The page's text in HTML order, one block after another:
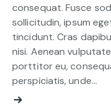
consequat. Fusce
sollicitudin, ipsum
tincidunt. Cras
nisi. Aenean
porttitor eu,
perspiciatis, unde…